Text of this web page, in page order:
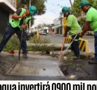
invertirá Q900 mil